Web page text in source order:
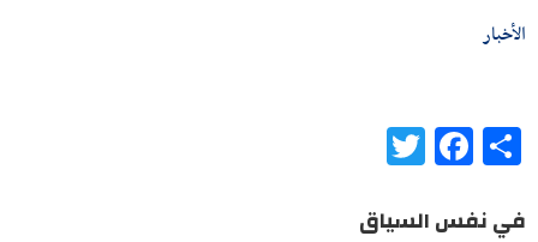
الأخبار
Share
Facebook
في نفس السياق